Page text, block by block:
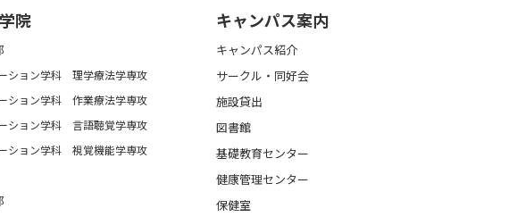
院
ション学科 理学療法学専攻
ション学科 作業療法学専攻
ション学科 言語聴覚学専攻
ション学科 視覚機能学専攻
キャンパス案内
キャンパス紹介
サークル・同好会
施設貸出
図書館
基礎教育センター
健康管理センター
保健室